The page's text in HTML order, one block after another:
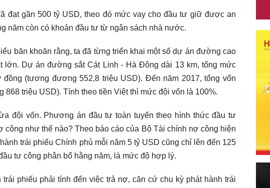
đạt gần 500 tỷ USD, theo đó mức vay cho đầu tư giữ được an
năm còn có khoản đầu tư từ ngân sách nhà nước.
băn khoăn rằng, ta đã từng triển khai một số dự án đường cao
lớn. Dự án đường sắt Cát Linh - Hà Đông dài 13 km, tổng mức
(tương đương 552,8 triệu USD). Đến năm 2017, tổng vốn
868 triệu USD). Tính theo tiền Việt thì mức đội vốn là 100%.
đội vốn. Phương án đầu tư toàn tuyến theo hình thức đầu tư
công như thế nào? Theo báo cáo của Bộ Tài chính nợ công hiện
trái phiếu Chính phủ mỗi năm 5 tỷ USD cũng chỉ lên đến 125
tư công phân bổ hằng năm, là mức độ hợp lý.
phiếu phải tính đến việc trả nợ, căn cứ chu kỳ phát hành trái